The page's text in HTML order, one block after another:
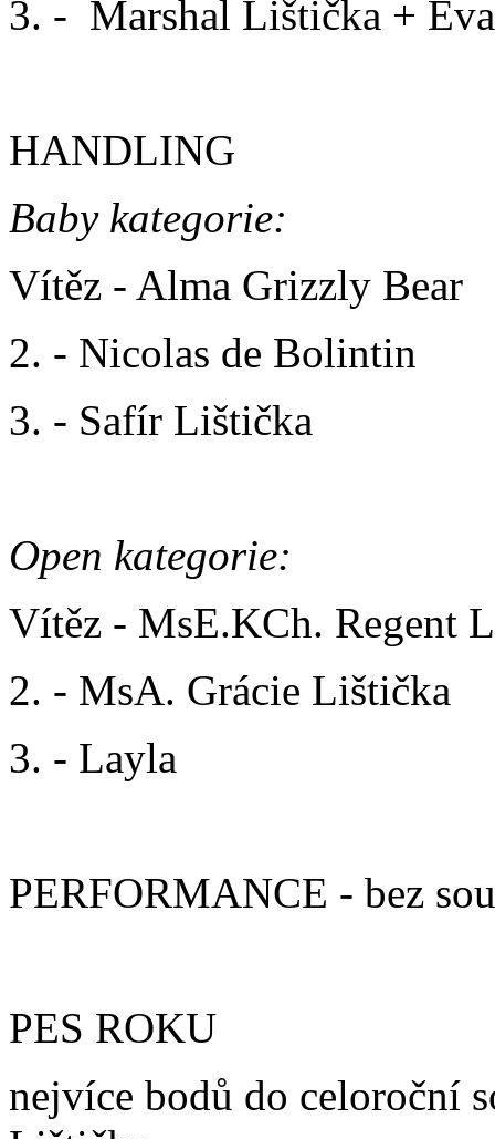
3. - Marshal Lištička +
HANDLING
Baby kategorie:
Vítěz - Alma Grizzly Bear
2. - Nicolas de Bolintin
3. - Safír Lištička
Open kategorie:
Vítěz - MsE.KCh. Regent
2. - MsA. Grácie Lištička
3. - Layla
PERFORMANCE - bez
PES ROKU
nejvíce bodů do celoroční